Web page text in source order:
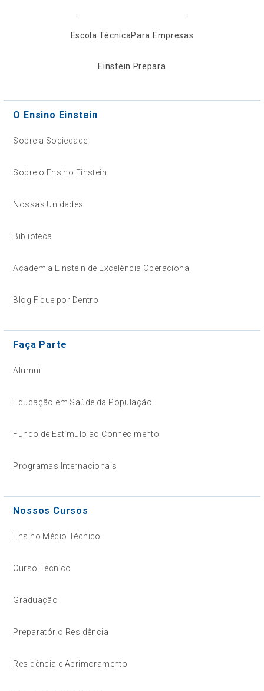
Escola TécnicaPara Empresas
Einstein Prepara
O Ensino Einstein
Sobre a Sociedade
Sobre o Ensino Einstein
Nossas Unidades
Biblioteca
Academia Einstein de Excelência Operacional
Blog Fique por Dentro
Faça Parte
Alumni
Educação em Saúde da População
Fundo de Estímulo ao Conhecimento
Programas Internacionais
Nossos Cursos
Ensino Médio Técnico
Curso Técnico
Graduação
Preparatório Residência
Residência e Aprimoramento